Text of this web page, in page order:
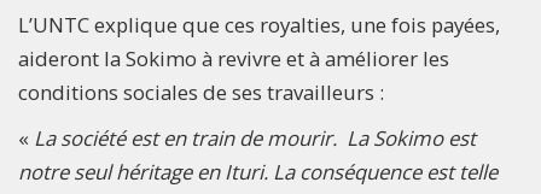
L’UNTC explique que ces royalties, une fois payées,
aideront la Sokimo à revivre et à améliorer les
conditions sociales de ses travailleurs :
« La société est en train de mourir. La Sokimo est
notre seul héritage en Ituri. La conséquence est telle